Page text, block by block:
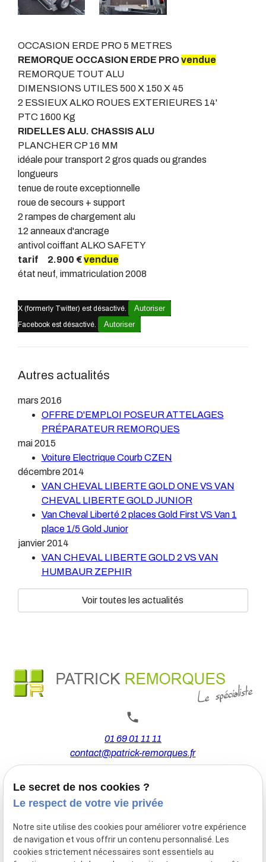
OCCASION ERDE PRO 5 METRES
REMORQUE OCCASION ERDE PRO vendue
REMORQUE TOUT ALU
DIMENSIONS UTILES 500 X 150 X 45
2 ESSIEUX ALKO ROUES EXTERIEURES 14'
PTC 1600 Kg
RIDELLES ALU. CHASSIS ALU
PLANCHER CP 16 MM
idéale pour transport 2 gros quads ou grandes
longueurs
tenue de route exceptionnelle
roue de secours + support
2 rampes de chargement alu
12 anneaux d'ancrage
antivol coiffant ALKO SAFETY
tarif 2.900 € vendue
état neuf, immatriculation 2008
X (formerly Twitter) est désactivé. Autoriser
Facebook est désactivé. Autoriser
Autres actualités
mars 2016
OFFRE D'EMPLOI POSEUR ATTELAGES
PRÉPARATEUR REMORQUES
mai 2015
Voiture Electrique Courb CZEN
décembre 2014
VAN CHEVAL LIBERTE GOLD ONE VS VAN
CHEVAL LIBERTE GOLD JUNIOR
Van Cheval Liberté 2 places Gold First VS Van 1
place 1/5 Gold Junior
janvier 2014
VAN CHEVAL LIBERTE GOLD 2 VS VAN
HUMBAUR ZEPHIR
Voir toutes les actualités
01 69 01 11 11
contact@patrick-remorques.fr
44 Avenue de la Division Leclerc
91160 BALLAINVILLIERS
Du Mardi au Samedi
Le secret de nos cookies ?
Le respect de votre vie privée
Notre site utilise des cookies pour améliorer votre expérience
de navigation et vous offrir un contenu personnalisé. Les
cookies strictement nécessaires sont essentiels au